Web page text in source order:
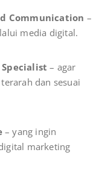
Communication –
media digital.
– agar
dan sesuai
– yang ingin
marketing